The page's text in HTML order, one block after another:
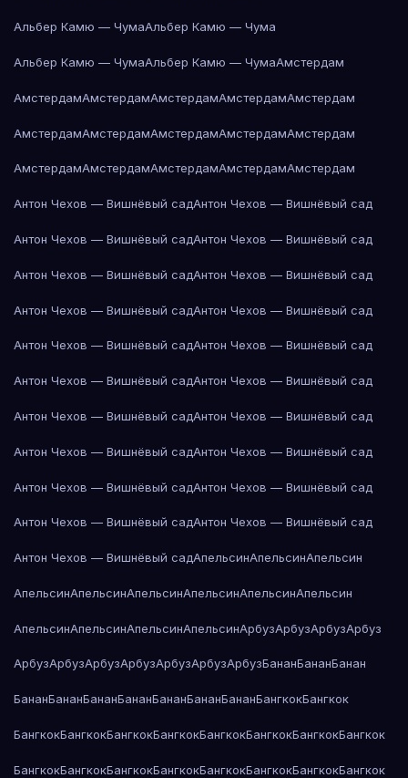
Альбер Камю — ЧумаАльбер Камю — Чума
Альбер Камю — ЧумаАльбер Камю — ЧумаАмстердам
АмстердамАмстердамАмстердамАмстердамАмстердам
АмстердамАмстердамАмстердамАмстердамАмстердам
АмстердамАмстердамАмстердамАмстердамАмстердам
Антон Чехов — Вишнёвый садАнтон Чехов — Вишнёвый сад
Антон Чехов — Вишнёвый садАнтон Чехов — Вишнёвый сад
Антон Чехов — Вишнёвый садАнтон Чехов — Вишнёвый сад
Антон Чехов — Вишнёвый садАнтон Чехов — Вишнёвый сад
Антон Чехов — Вишнёвый садАнтон Чехов — Вишнёвый сад
Антон Чехов — Вишнёвый садАнтон Чехов — Вишнёвый сад
Антон Чехов — Вишнёвый садАнтон Чехов — Вишнёвый сад
Антон Чехов — Вишнёвый садАнтон Чехов — Вишнёвый сад
Антон Чехов — Вишнёвый садАнтон Чехов — Вишнёвый сад
Антон Чехов — Вишнёвый садАнтон Чехов — Вишнёвый сад
Антон Чехов — Вишнёвый садАпельсинАпельсинАпельсин
АпельсинАпельсинАпельсинАпельсинАпельсинАпельсин
АпельсинАпельсинАпельсинАпельсинАрбузАрбузАрбузАрбуз
АрбузАрбузАрбузАрбузАрбузАрбузАрбузБананБананБанан
БананБананБананБананБананБананБананБангкокБангкок
БангкокБангкокБангкокБангкокБангкокБангкокБангкокБангкок
БангкокБангкокБангкокБангкокБангкокБангкокБангкокБангкок